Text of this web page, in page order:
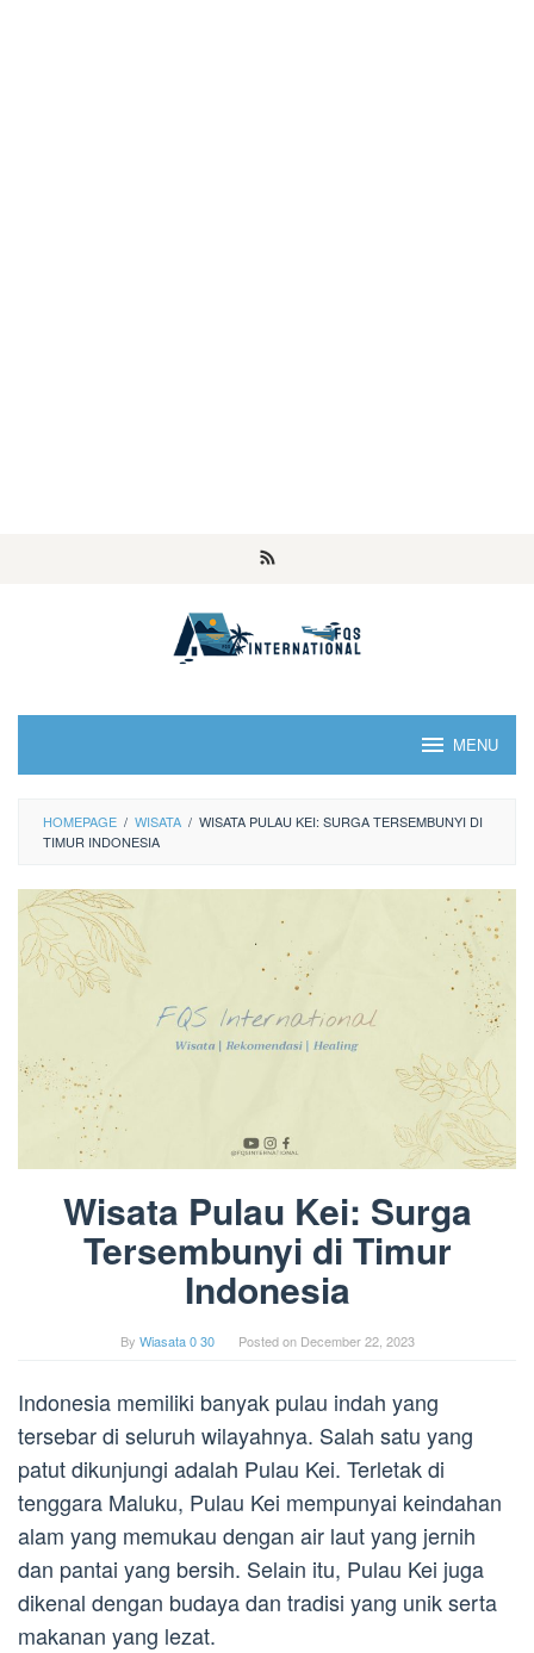
MENU
HOMEPAGE / WISATA / WISATA PULAU KEI: SURGA TERSEMBUNYI DI
TIMUR INDONESIA
Wisata Pulau Kei: Surga
Tersembunyi di Timur
Indonesia
By Wiasata 0 30 Posted on December 22, 2023
Indonesia memiliki banyak pulau indah yang
tersebar di seluruh wilayahnya. Salah satu yang
patut dikunjungi adalah Pulau Kei. Terletak di
tenggara Maluku, Pulau Kei mempunyai keindahan
alam yang memukau dengan air laut yang jernih
dan pantai yang bersih. Selain itu, Pulau Kei juga
dikenal dengan budaya dan tradisi yang unik serta
makanan yang lezat.